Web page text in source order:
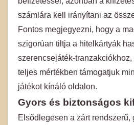
számlára kell irányítani az
Fontos megjegyezni, hogy a
szigorúan tiltja a hitelkártyák
szerencsejáték-
teljes mértékben támogatjuk
játékot kínáló oldalon.
Gyors és biztonságos
Elsődlegesen a zárt rendszerű,